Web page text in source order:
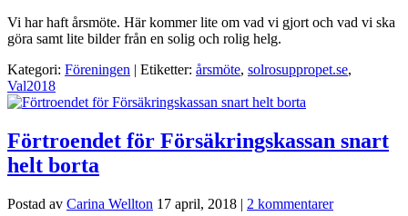
Vi har haft årsmöte. Här kommer lite om vad vi gjort och vad vi ska
göra samt lite bilder från en solig och rolig helg.
Kategori: Föreningen | Etiketter: årsmöte, solrosuppropet.se,
Val2018
Förtroendet för Försäkringskassan snart
helt borta
Postad av Carina Wellton 17 april, 2018 | 2 kommentarer